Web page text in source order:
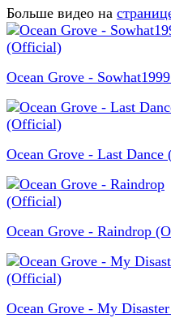
Больше видео на
Ocean Grove -
Ocean Grove - Last
Ocean Grove - Raindrop
Ocean Grove - My